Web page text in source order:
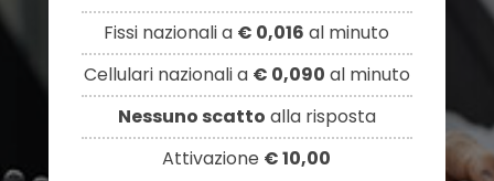
Fissi nazionali a € 0,016 al minuto
Cellulari nazionali a € 0,090 al minuto
Nessuno scatto alla risposta
Attivazione € 10,00